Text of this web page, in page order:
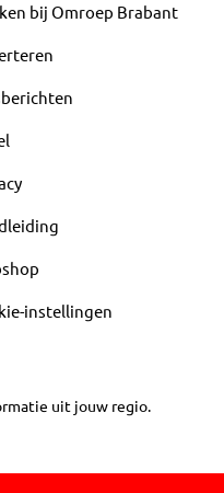
bij Omroep Brabant
instellingen
uit jouw regio.